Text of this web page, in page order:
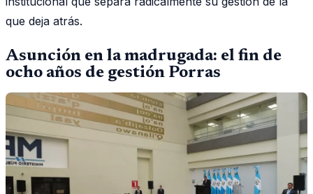
que deja atrás.
Asunción en la madrugada: el fin de
ocho años de gestión Porras